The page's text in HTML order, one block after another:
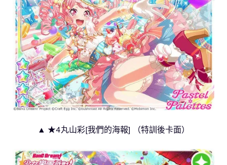
▲ ★4丸山彩[我們的海報] （特訓後卡面）